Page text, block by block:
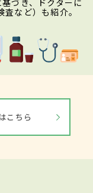
づき、ドクターに
など）も紹介。
こちら